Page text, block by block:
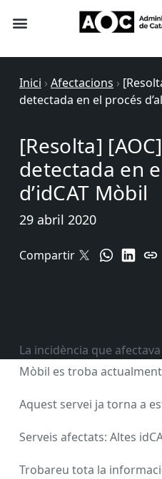
Inici › Afectacions ›
detectada en el procés
[Resolta]
detectada en
d’idCAT Mòbil
29 abril 2020
Compartir
La incidència que afectava
Mòbil es troba
Aquest servei ja torna a
Serveis afectats: Altes
Trobareu tota la